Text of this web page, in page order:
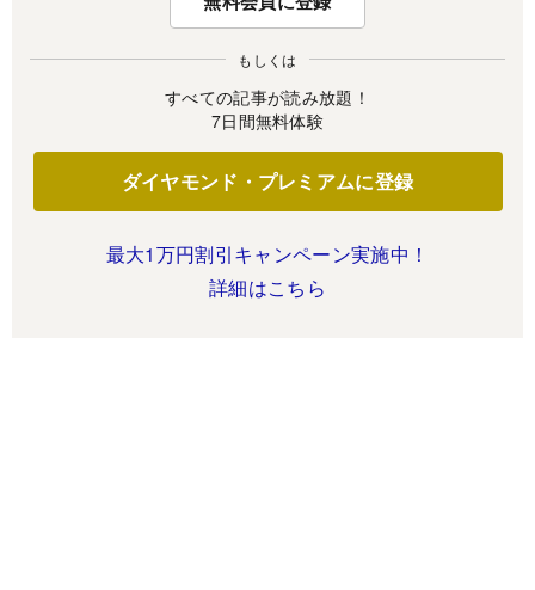
もしくは
すべての記事が読み放題！
7日間無料体験
ダイヤモンド・プレミアムに登録
最大1万円割引キャンペーン実施中！
詳細はこちら